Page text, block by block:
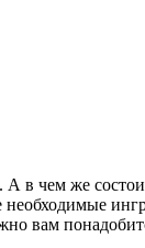
А в чем же
необходимые
вам